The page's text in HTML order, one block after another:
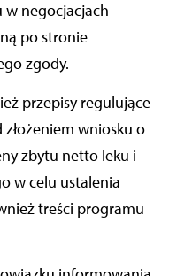
w negocjacjach
po stronie
zgody.
przepisy regulujące
wniosku o
zbytu netto leku i
w celu ustalenia
treści programu